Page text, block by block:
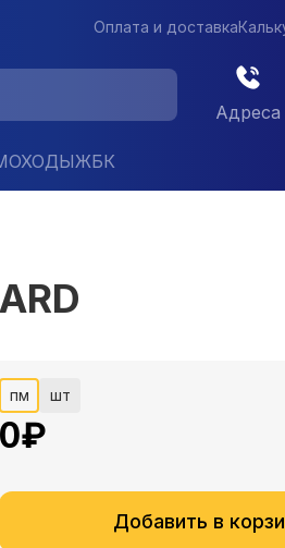
Оплата и доставка
Адреса
ЖБК
пм шт
0₽
Добавить в